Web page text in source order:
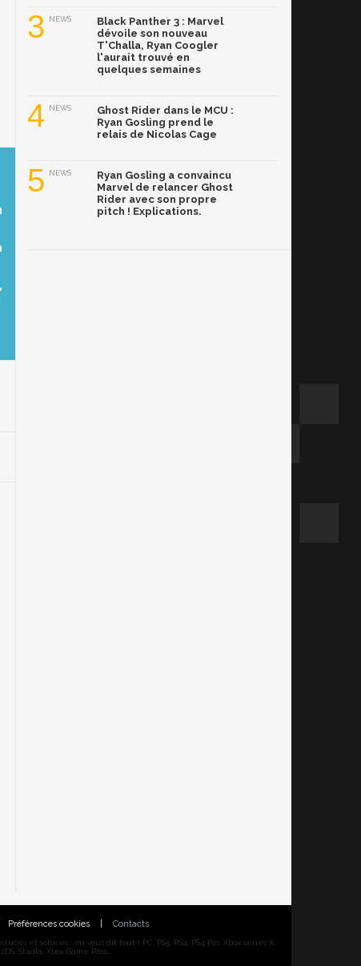
3 NEWS
Black Panther 3 : Marvel
dévoile son nouveau
T'Challa, Ryan Coogler
l'aurait trouvé en
quelques semaines
4 NEWS
Ghost Rider dans le MCU :
Ryan Gosling prend le
relais de Nicolas Cage
5 NEWS
Ryan Gosling a convaincu
Marvel de relancer Ghost
Rider avec son propre
pitch ! Explications.
Préférences cookies Contacts
et soluces... on vous dit tout ! PC, PS5, PS4, PS4 Pro, Xbox series X,
Stadia, Xbox Game Pass...